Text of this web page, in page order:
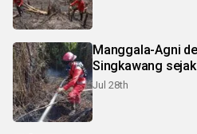
Manggala-Agni
Singkawang
Jul 28th